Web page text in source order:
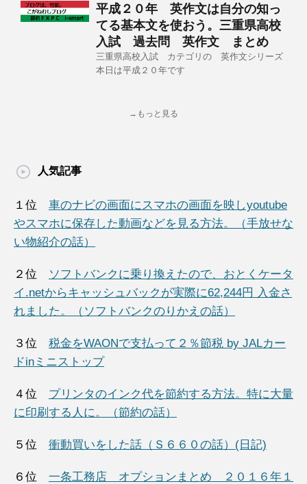
平成２０年 英作文は自分の知っ
てる基本文を使おう。三重県高校
入試 過去問 英作文 まとめ
三重県高校入試 カテゴリの 英作文シリーズ
本日は平成２０年です
→もっと見る
人気記事
１位 車のナビの画面にスマホの画面を映しyoutube
やスマホに保存した動画などを見る方法。（手放せな
い物紹介の話）
２位
ソフトバンクに乗り換えたので、おとくケータ
イ.netからキャッシュバックが実際に62,244円 入金さ
れました。（ソフトバンクのりかえの話）
３位 税金をWAONで支払って２％節税 by JALカー
ドinミニストップ
４位 プリンタのインク代を節約する方法。特に大量
に印刷する人に。（節約の話）
５位 衝動買いをした話（Ｓ６６０の話）(日記)
６位 一条工務店 オプションまとめ ２０１６年１